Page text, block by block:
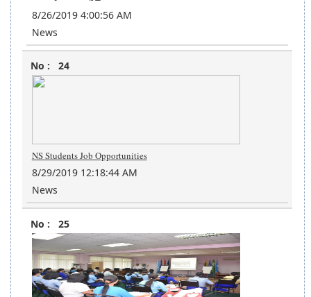
8/26/2019 4:00:56 AM
News
24
NS Students Job Opportunities
8/29/2019 12:18:44 AM
News
25